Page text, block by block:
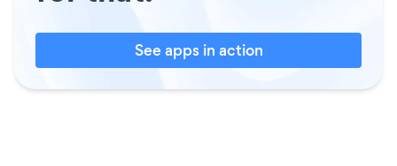
See apps in action